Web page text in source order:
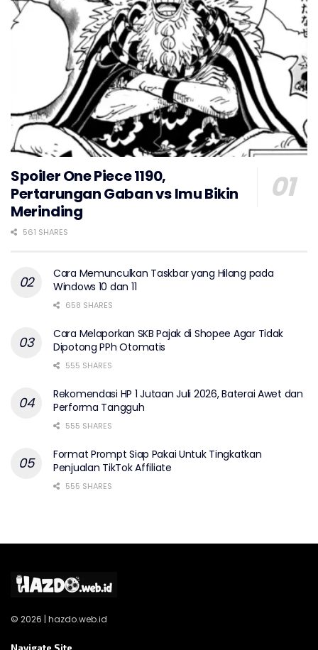
Spoiler One Piece 1190,
Pertarungan Gaban vs Imu Bikin
Merinding
561 SHARES
Cara Memunculkan Taskbar yang Hilang pada
Windows 10 dan 11
658 SHARES
Cara Melaporkan SKB Pajak di Shopee Agar Tidak
Dipotong PPh Otomatis
555 SHARES
Rekomendasi HP 1 Jutaan Juli 2026, Baterai Awet dan
Performa Tangguh
555 SHARES
Format Prompt Siap Pakai Untuk Tingkatkan
Penjualan TikTok Affiliate
555 SHARES
© 2026 | hazdo.web.id